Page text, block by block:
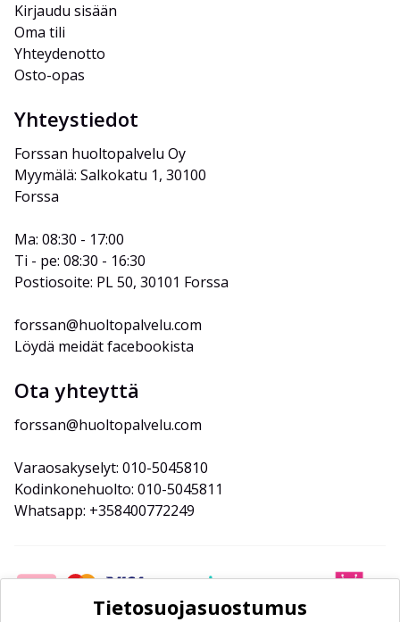
Kirjaudu sisään
Oma tili
Yhteydenotto
Osto-opas
Yhteystiedot
Forssan huoltopalvelu Oy
Myymälä: Salkokatu 1, 30100
Forssa
Ma: 08:30 - 17:00
Ti - pe: 08:30 - 16:30
Postiosoite: PL 50, 30101 Forssa
forssan@huoltopalvelu.com
Löydä meidät facebookista
Ota yhteyttä
forssan@huoltopalvelu.com
Varaosakyselyt: 010-5045810
Kodinkonehuolto: 010-5045811
Whatsapp: +358400772249
Tietosuojasuostumus